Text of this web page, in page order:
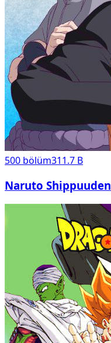
500 bölüm311.7 B
Naruto Shippuuden